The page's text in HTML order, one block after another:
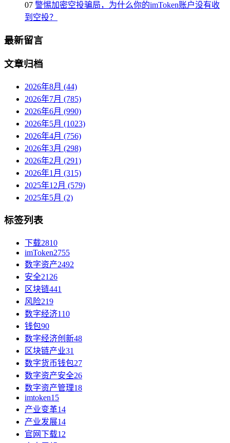
07 警惕加密空投骗局，为什么你的imToken账户没有收
到空投？
最新留言
文章归档
2026年8月 (44)
2026年7月 (785)
2026年6月 (990)
2026年5月 (1023)
2026年4月 (756)
2026年3月 (298)
2026年2月 (291)
2026年1月 (315)
2025年12月 (579)
2025年5月 (2)
标签列表
下载2810
imToken2755
数字资产2492
安全2126
区块链441
风险219
数字经济110
钱包90
数字经济创新48
区块链产业31
数字货币钱包27
数字资产安全26
数字资产管理18
imtoken15
产业变革14
产业发展14
官网下载12